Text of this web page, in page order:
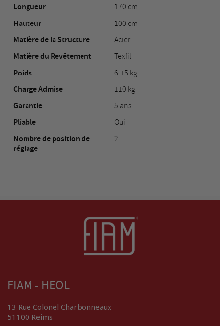
Longueur 170 cm
Hauteur 100 cm
Matière de la Structure Acier
Matière du Revêtement Texfil
Poids 6.15 kg
Charge Admise 110 kg
Garantie 5 ans
Pliable Oui
Nombre de position de
réglage
2
FIAM - HEOL
13 Rue Colonel Charbonneaux
51100 Reims